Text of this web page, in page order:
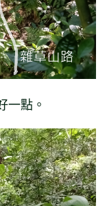
一點。